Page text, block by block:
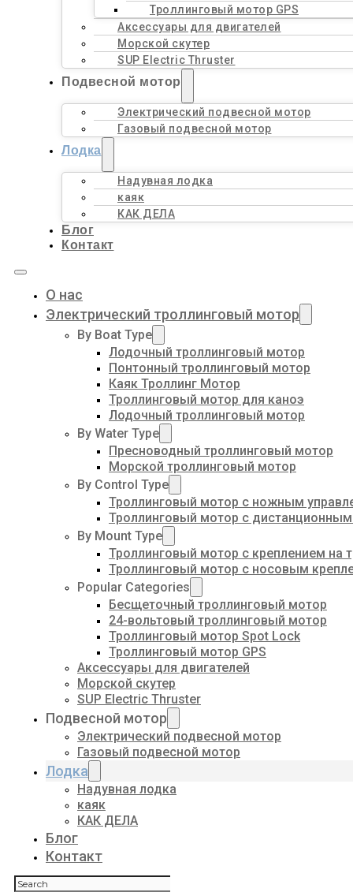
Троллинговый мотор GPS
Аксессуары для двигателей
Морской скутер
SUP Electric Thruster
Подвесной мотор
Электрический подвесной мотор
Газовый подвесной мотор
Лодка
Надувная лодка
каяк
КАК ДЕЛА
Блог
Контакт
О нас
Электрический троллинговый мотор
By Boat Type
Лодочный троллинговый мотор
Понтонный троллинговый мотор
Каяк Троллинг Мотор
Троллинговый мотор для каноэ
Лодочный троллинговый мотор
By Water Type
Пресноводный троллинговый мотор
Морской троллинговый мотор
By Control Type
Троллинговый мотор с ножным
Троллинговый мотор с
By Mount Type
Троллинговый мотор с креплением на
Троллинговый мотор с носовым
Popular Categories
Бесщеточный троллинговый мотор
24-вольтовый троллинговый мотор
Троллинговый мотор Spot Lock
Троллинговый мотор GPS
Аксессуары для двигателей
Морской скутер
SUP Electric Thruster
Подвесной мотор
Электрический подвесной мотор
Газовый подвесной мотор
Лодка
Надувная лодка
каяк
КАК ДЕЛА
Блог
Контакт
Поиск